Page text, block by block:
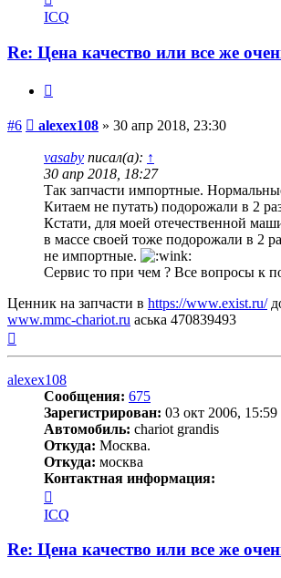
информация
пользователя
ICQ
Re: Цена качество или все же
#6 Сообщение
alexex108 » 30 апр 2018, 23:30
vasaby писал(а): ↑
30 апр 2018, 18:27
Так запчасти импортные.
Китаем не путать) подорожали в 2
Кстати, для моей отечественной
в массе своей тоже подорожали в 2
не импортные.
Сервис то при чем ? Все вопросы к
Ценник на запчасти в https://www.exist.ru/
www.mmc-chariot.ru аська 470839493
alexex108
Сообщения: 675
Зарегистрирован: 03 окт 2006, 15:59
Автомобиль: chariot grandis
Откуда: Москва.
Откуда: москва
Контактная информация:
информация
пользователя
ICQ
Re: Цена качество или все же